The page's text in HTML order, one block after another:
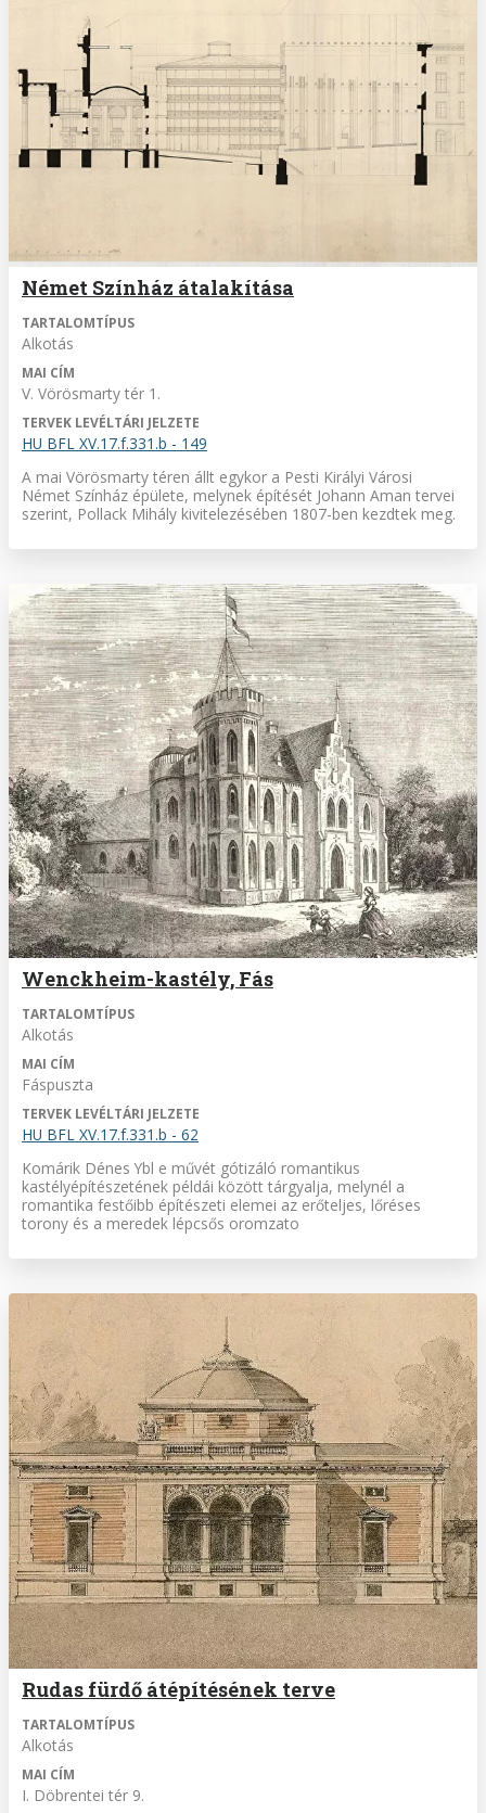
Német Színház átalakítása
TARTALOMTÍPUS
Alkotás
MAI CÍM
V. Vörösmarty tér 1.
TERVEK LEVÉLTÁRI JELZETE
HU BFL XV.17.f.331.b - 149
A mai Vörösmarty téren állt egykor a Pesti Királyi Városi
Német Színház épülete, melynek építését Johann Aman tervei
szerint, Pollack Mihály kivitelezésében 1807-ben kezdtek meg.
Wenckheim-kastély, Fás
TARTALOMTÍPUS
Alkotás
MAI CÍM
Fáspuszta
TERVEK LEVÉLTÁRI JELZETE
HU BFL XV.17.f.331.b - 62
Komárik Dénes Ybl e művét gótizáló romantikus
kastélyépítészetének példái között tárgyalja, melynél a
romantika festőibb építészeti elemei az erőteljes, lőréses
torony és a meredek lépcsős oromzato
Rudas fürdő átépítésének terve
TARTALOMTÍPUS
Alkotás
MAI CÍM
I. Döbrentei tér 9.